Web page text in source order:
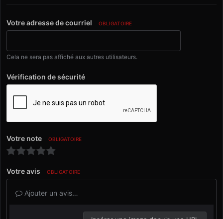
Votre adresse de courriel OBLIGATOIRE
Cela ne sera pas affiché aux autres utilisateurs.
Vérification de sécurité
Votre note OBLIGATOIRE
Votre avis OBLIGATOIRE
Ajouter un avis…